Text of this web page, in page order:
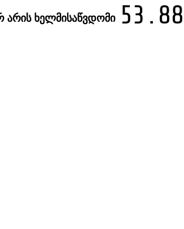
53.88
არის ხელმისაწვდომი